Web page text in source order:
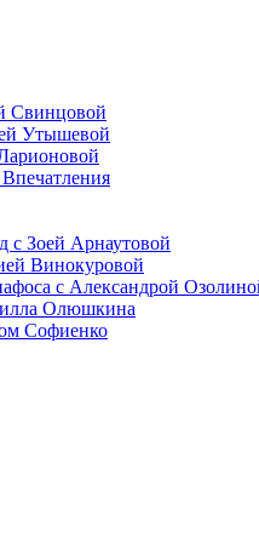
Свинцовой
Утышевой
с Зоей Арнаутовой
Винокуровой
с Александрой
Олюшкина
Софиенко